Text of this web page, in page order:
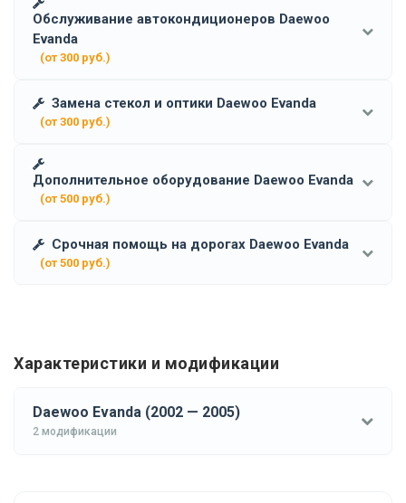
Обслуживание автокондиционеров Daewoo
Evanda
(от 300 руб.)
Замена стекол и оптики Daewoo Evanda
(от 300 руб.)
Дополнительное оборудование Daewoo Evanda
(от 500 руб.)
Срочная помощь на дорогах Daewoo Evanda
(от 500 руб.)
Характеристики и модификации
Daewoo Evanda (2002 — 2005)
2 модификации